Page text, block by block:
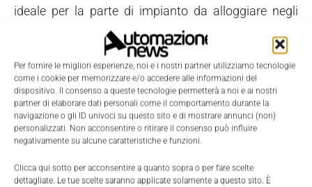
Per fornire le migliori esperienze, noi e i nostri partner utilizziamo tecnologie
come i cookie per memorizzare e/o accedere alle informazioni del
dispositivo. Il consenso a queste tecnologie permetterà a noi e ai nostri
partner di elaborare dati personali come il comportamento durante la
navigazione o gli ID univoci su questo sito e di mostrare annunci (non)
personalizzati. Non acconsentire o ritirare il consenso può influire
negativamente su alcune caratteristiche e funzioni.
Clicca qui sotto per acconsentire a quanto sopra o per fare scelte
dettagliate. Le tue scelte saranno applicate solamente a questo sito. È
ideale per la parte di impianto da alloggiare negli
Inter*Sat ha inoltre adottato contenitori Rittal serie
DK-TS anche per
l’alloggiamento degli apparati nelle sale di controllo
e nel Centro di
Elaborazione Dati.
I vantaggi